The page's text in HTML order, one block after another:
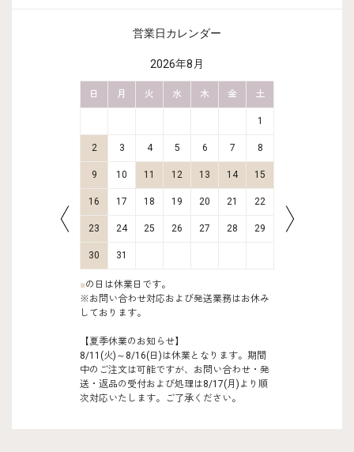
営業日カレンダー
2026年8月
日 月 火 水 木 金 土
1
2 3 4 5 6 7 8
9 10 11 12 13 14 15
16 17 18 19 20 21 22
23 24 25 26 27 28 29
30 31
■の日は休業日です。
※お問い合わせ対応および発送業務はお休み
しております。
【夏季休業のお知らせ】
8/11(火)～8/16(日)は休業となります。期間
中のご注文は可能ですが、お問い合わせ・発
送・返品の受付および処理は8/17(月)より順
次対応いたします。ご了承ください。